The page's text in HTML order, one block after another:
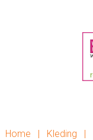
Home | Kleding |